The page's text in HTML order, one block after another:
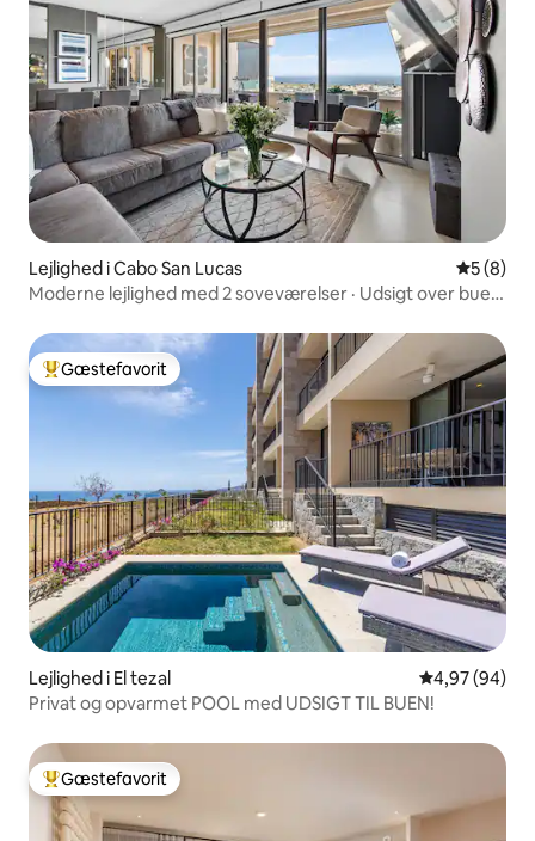
Lejlighed i Cabo San Lucas 5 ud af 5
5 (8)
Moderne lejlighed med 2 soveværelser · Udsigt over buen
Bedste gæstefavorit
Gæstefavorit
Lejlighed i El tezal 4,97 ud af 5 i
4,97 (94)
Privat og opvarmet POOL med UDSIGT TIL BUEN!
Bedste gæstefavorit
Gæstefavorit